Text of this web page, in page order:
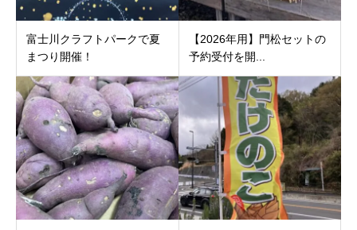
富士川クラフトパークで夏
まつり開催！
【2026年用】門松セットの
予約受付を開...